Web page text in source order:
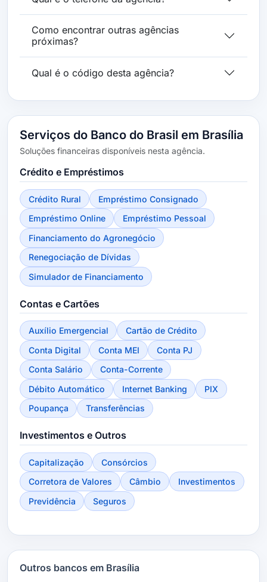
Como encontrar outras agências
próximas?
Qual é o código desta agência?
Serviços do Banco do Brasil em Brasília
Soluções financeiras disponíveis nesta agência.
Crédito e Empréstimos
Crédito Rural
Empréstimo Consignado
Empréstimo Online
Empréstimo Pessoal
Financiamento do Agronegócio
Renegociação de Dívidas
Simulador de Financiamento
Contas e Cartões
Auxílio Emergencial
Cartão de Crédito
Conta Digital
Conta MEI
Conta PJ
Conta Salário
Conta-Corrente
Débito Automático
Internet Banking
PIX
Poupança
Transferências
Investimentos e Outros
Capitalização
Consórcios
Corretora de Valores
Câmbio
Investimentos
Previdência
Seguros
Outros bancos em Brasília